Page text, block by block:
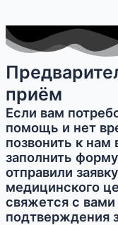
приём
Если вам
помощь и нет
позвонить к нам
заполнить
отправили
медицинского
свяжется с вами
подтверждения